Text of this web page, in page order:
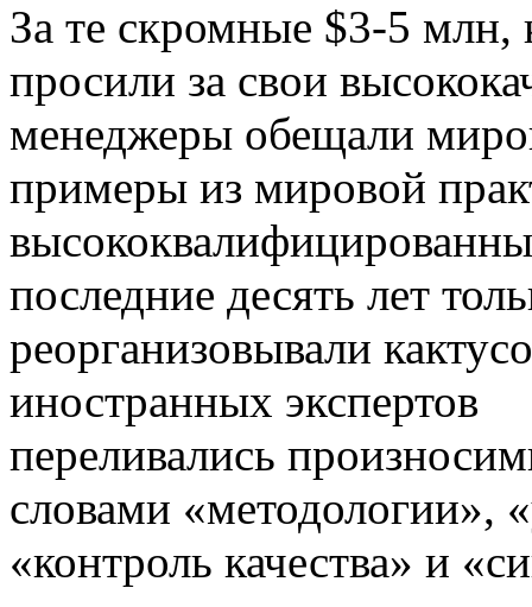
За те скромные $3-5 млн,
просили за свои
менеджеры обещали
примеры из мировой
последние десять лет
реорганизовывали
иностранных экспертов
переливались
словами «методологии»,
«контроль качества» и